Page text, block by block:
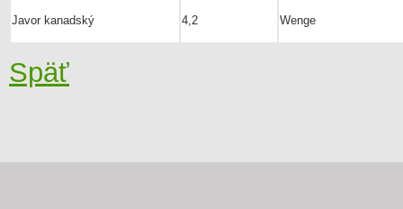
Javor kanadský 4,2 Wenge
Späť